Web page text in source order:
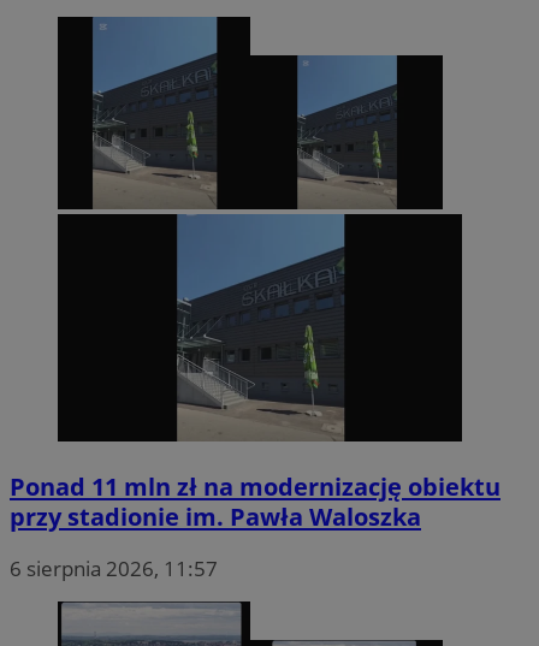
Ponad 11 mln zł na modernizację obiektu
przy stadionie im. Pawła Waloszka
6 sierpnia 2026, 11:57